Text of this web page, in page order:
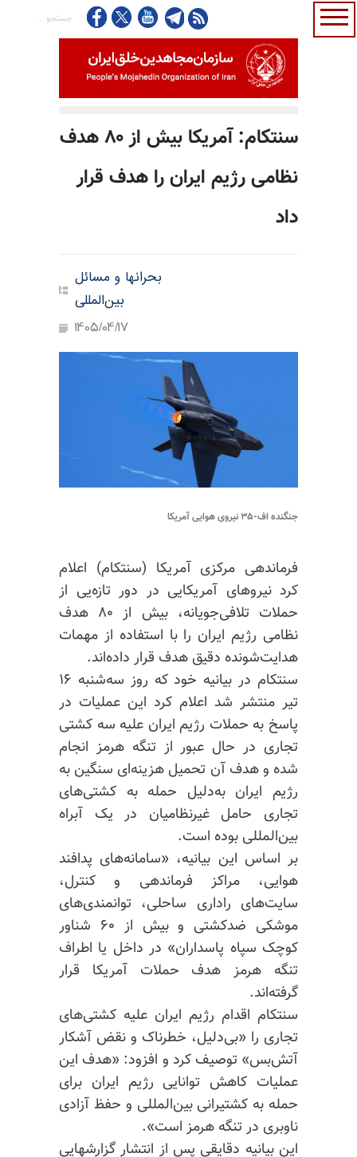
سنتکام: آمریکا بیش از ۸۰ هدف
نظامی رژیم ایران را هدف قرار
داد
بحرانها و مسائل
بین‌المللی
1405/04/17
جنگنده اف-۳۵ نیروی هوایی آمریکا
فرماندهی مرکزی آمریکا (سنتکام) اعلام
کرد نیروهای آمریکایی در دور تازه‌یی از
حملات تلافی‌جویانه، بیش از ۸۰ هدف
نظامی رژیم ایران را با استفاده از مهمات
هدایت‌شونده دقیق هدف قرار داده‌اند.
سنتکام در بیانیه خود که روز سه‌شنبه ۱۶
تیر منتشر شد اعلام کرد این عملیات در
پاسخ به حملات رژیم ایران علیه سه کشتی
تجاری در حال عبور از تنگه هرمز انجام
شده و هدف آن تحمیل هزینه‌ای سنگین به
رژیم ایران به‌دلیل حمله به کشتی‌های
تجاری حامل غیرنظامیان در یک آبراه
بین‌المللی بوده است.
بر اساس این بیانیه، «سامانه‌های پدافند
هوایی، مراکز فرماندهی و کنترل،
سایت‌های راداری ساحلی، توانمندی‌های
موشکی ضدکشتی و بیش از ۶۰ شناور
کوچک سپاه پاسداران» در داخل یا اطراف
تنگه هرمز هدف حملات آمریکا قرار
گرفته‌اند.
سنتکام اقدام رژیم ایران علیه کشتی‌های
تجاری را «بی‌دلیل، خطرناک و نقض آشکار
آتش‌بس» توصیف کرد و افزود: «هدف این
عملیات کاهش توانایی رژیم ایران برای
حمله به کشتیرانی بین‌المللی و حفظ آزادی
ناوبری در تنگه هرمز است».
این بیانیه دقایقی پس از انتشار گزارشهایی